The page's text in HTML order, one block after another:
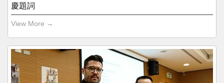
慶題詞
View More →